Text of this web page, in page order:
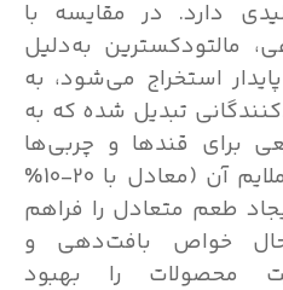
دارد. در مقایسه با
مالتودکسترین به‌دلیل
استخراج می‌شود، به
تبدیل شده که به
برای قندها و چربی‌ها
هستند. شیرین‌کنندگی ملایم آن (معادل با 20-10%
طعم متعادل را فراهم
خواص بافت‌دهی و
محصولات را بهبود